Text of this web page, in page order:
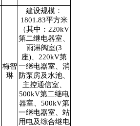
梅智
琳
建设规模：
1801.83平方米
（其中：220kV
第二继电器室、
雨淋阀室(3
座)、220kV第
一继电器室、消
防泵房及水池、
主控通信室、
500kV第二继电
器室、500kV第
一继电器室、站
用电及综合继电